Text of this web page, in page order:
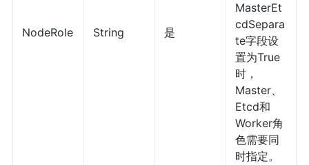
NodeRole String 是
MasterEt
cdSepara
te字段设
置为True
时，
Master、
Etcd和
Worker角
色需要同
时指定。